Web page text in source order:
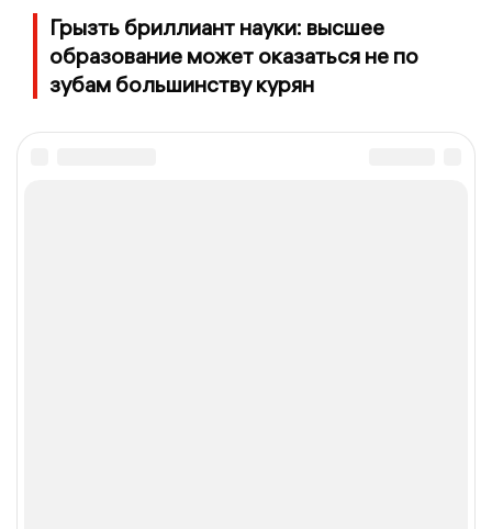
Грызть бриллиант науки: высшее
образование может оказаться не по
зубам большинству курян